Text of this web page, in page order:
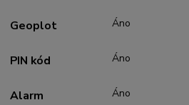
Geoplot Áno
PIN kód Áno
Alarm Áno